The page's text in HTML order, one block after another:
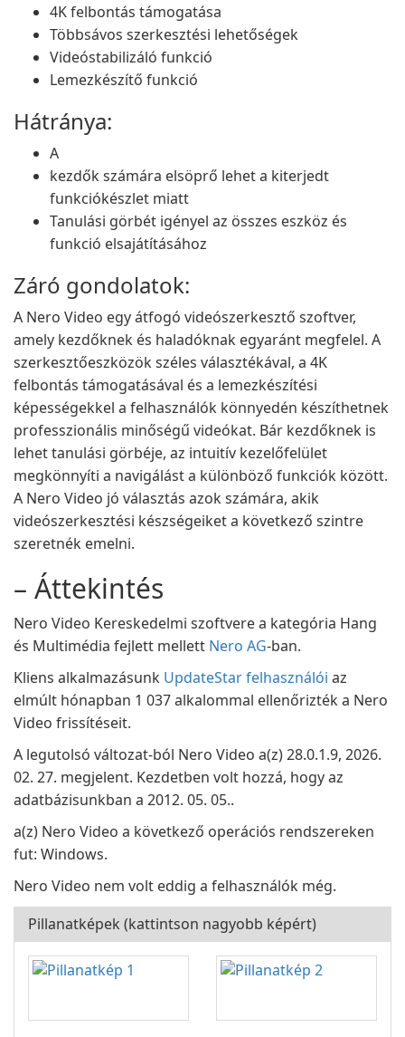
4K felbontás támogatása
Többsávos szerkesztési lehetőségek
Videóstabilizáló funkció
Lemezkészítő funkció
Hátránya:
A
kezdők számára elsöprő lehet a kiterjedt
funkciókészlet miatt
Tanulási görbét igényel az összes eszköz és
funkció elsajátításához
Záró gondolatok:
A Nero Video egy átfogó videószerkesztő szoftver,
amely kezdőknek és haladóknak egyaránt megfelel. A
szerkesztőeszközök széles választékával, a 4K
felbontás támogatásával és a lemezkészítési
képességekkel a felhasználók könnyedén készíthetnek
professzionális minőségű videókat. Bár kezdőknek is
lehet tanulási görbéje, az intuitív kezelőfelület
megkönnyíti a navigálást a különböző funkciók között.
A Nero Video jó választás azok számára, akik
videószerkesztési készségeiket a következő szintre
szeretnék emelni.
– Áttekintés
Nero Video Kereskedelmi szoftvere a kategória Hang
és Multimédia fejlett mellett Nero AG-ban.
Kliens alkalmazásunk UpdateStar felhasználói az
elmúlt hónapban 1 037 alkalommal ellenőrizték a Nero
Video frissítéseit.
A legutolsó változat-ból Nero Video a(z) 28.0.1.9, 2026.
02. 27. megjelent. Kezdetben volt hozzá, hogy az
adatbázisunkban a 2012. 05. 05..
a(z) Nero Video a következő operációs rendszereken
fut: Windows.
Nero Video nem volt eddig a felhasználók még.
Pillanatképek (kattintson nagyobb képért)